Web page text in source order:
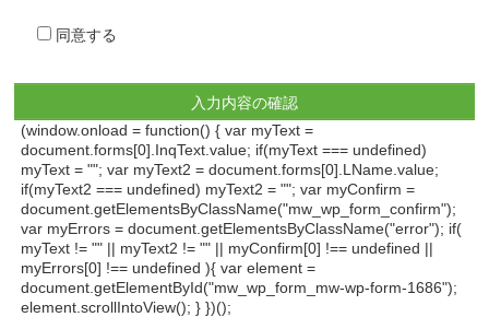
同意する
(window.onload = function() { var myText =
document.forms[0].InqText.value; if(myText === undefined)
myText = ""; var myText2 = document.forms[0].LName.value;
if(myText2 === undefined) myText2 = ""; var myConfirm =
document.getElementsByClassName("mw_wp_form_confirm");
var myErrors = document.getElementsByClassName("error"); if(
myText != "" || myText2 != "" || myConfirm[0] !== undefined ||
myErrors[0] !== undefined ){ var element =
document.getElementById("mw_wp_form_mw-wp-form-1686");
element.scrollIntoView(); } })();